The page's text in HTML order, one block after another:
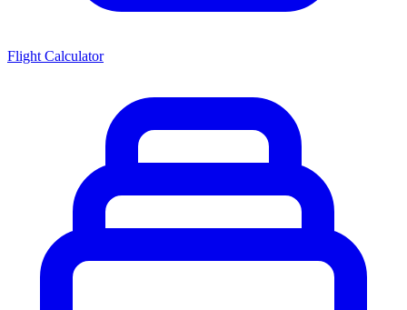
Flight Calculator